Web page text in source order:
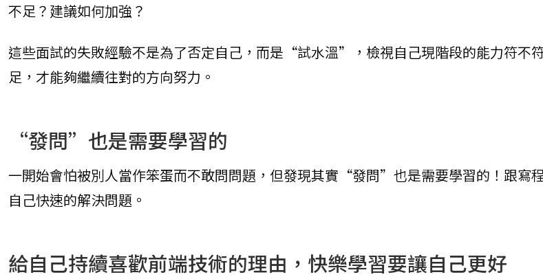
不足？建議如何加強？
這些面試的失敗經驗不是為了否定自己，而是“試水溫”，檢視自己現階段的能力符不
足，才能夠繼續往對的方向努力。
“發問”也是需要學習的
一開始會怕被別人當作笨蛋而不敢問問題，但發現其實“發問”也是需要學習的！跟寫
自己快速的解決問題。
給自己持續喜歡前端技術的理由，快樂學習要讓自己更好